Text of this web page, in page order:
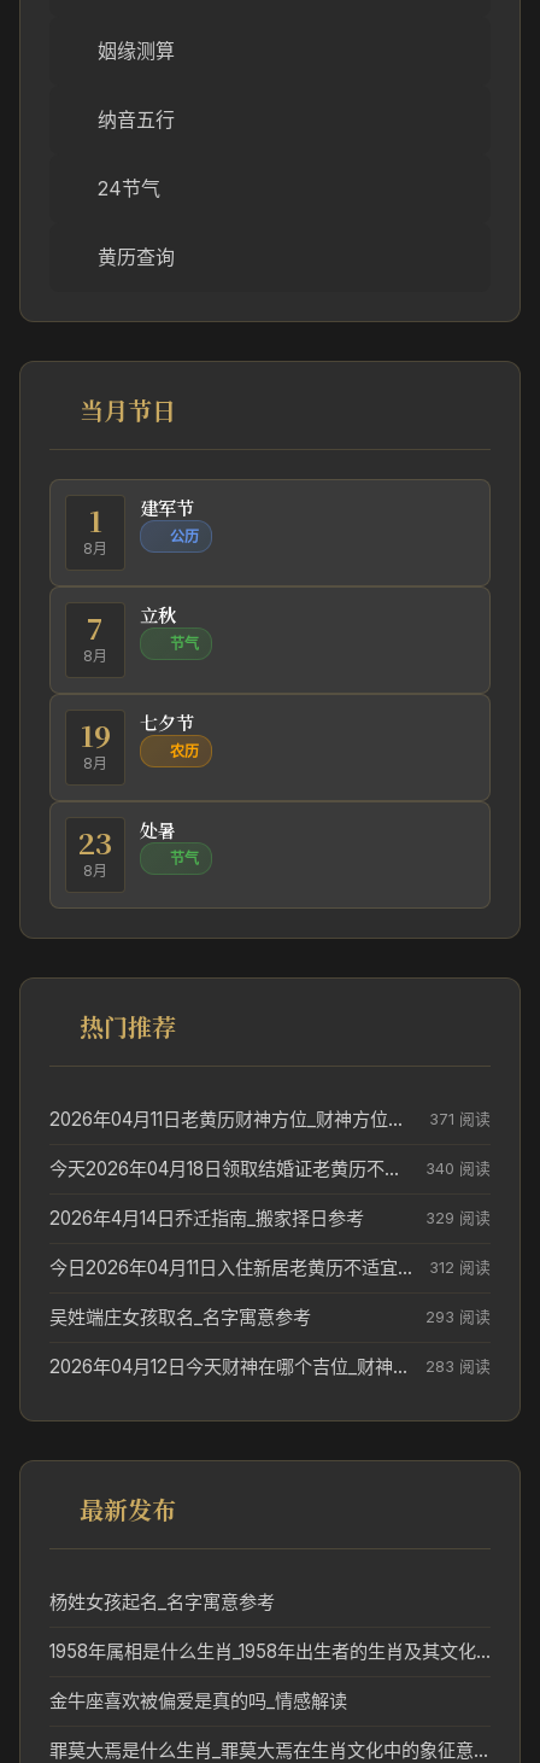
姻缘测算
纳音五行
24节气
黄历查询
当月节日
1
8月
建军节
公历
7
8月
立秋
节气
19
8月
七夕节
农历
23
8月
处暑
节气
热门推荐
2026年04月11日老黄历财神方位_财神方位与供奉讲究 371 阅读
今天2026年04月18日领取结婚证老黄历不适合吗_领证日期参考 340 阅读
2026年4月14日乔迁指南_搬家择日参考 329 阅读
今日2026年04月11日入住新居老黄历不适宜吗_搬家择日参考 312 阅读
吴姓端庄女孩取名_名字寓意参考 293 阅读
2026年04月12日今天财神在哪个吉位_财神方位参考 283 阅读
最新发布
杨姓女孩起名_名字寓意参考
1958年属相是什么生肖_1958年出生者的生肖及其文化意义
金牛座喜欢被偏爱是真的吗_情感解读
罪莫大焉是什么生肖_罪莫大焉在生肖文化中的象征意义解析